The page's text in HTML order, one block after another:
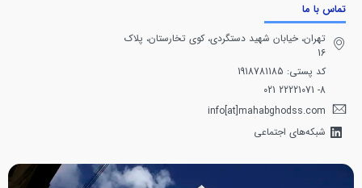
تماس با ما
تهران، خيابان شهيد دستگردی، كوی تخارستان، پلاک
16
کد پستی: 1918781185
8- 22221071 021
info[at]mahabghodss.com
شبکه‌های اجتماعی